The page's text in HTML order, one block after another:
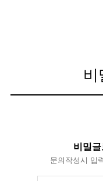
비
비밀
문의작성시 입